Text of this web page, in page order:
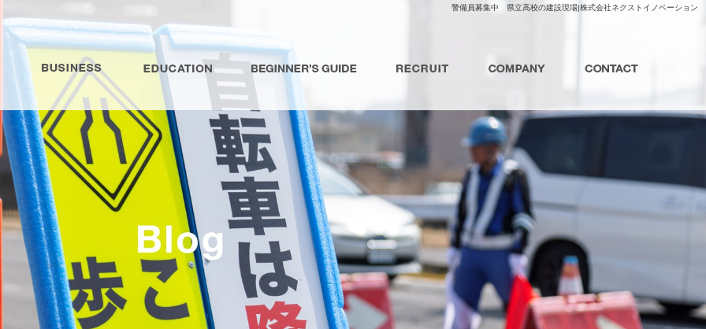
警備員募集中 県立高校の建設現場|株式会社ネクストイノベーション